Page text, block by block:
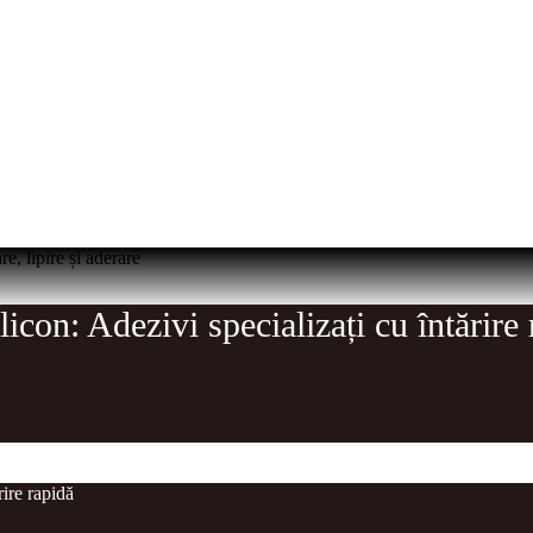
lipire și aderare
Adezivi specializați cu întărire
rapidă